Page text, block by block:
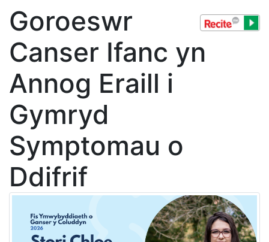
Goroeswr
Canser Ifanc yn
Annog Eraill i
Gymryd
Symptomau o
Ddifrif